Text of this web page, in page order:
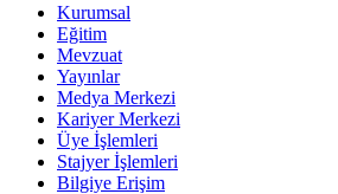
Kurumsal
Eğitim
Mevzuat
Yayınlar
Medya Merkezi
Kariyer Merkezi
Üye İşlemleri
Stajyer İşlemleri
Bilgiye Erişim